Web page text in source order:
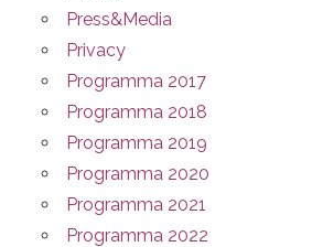
Press&Media
Privacy
Programma 2017
Programma 2018
Programma 2019
Programma 2020
Programma 2021
Programma 2022